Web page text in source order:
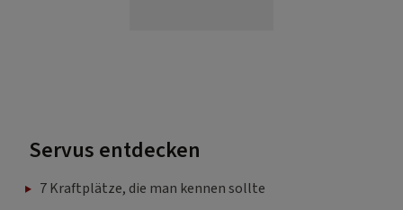
Servus entdecken
7 Kraftplätze, die man kennen sollte